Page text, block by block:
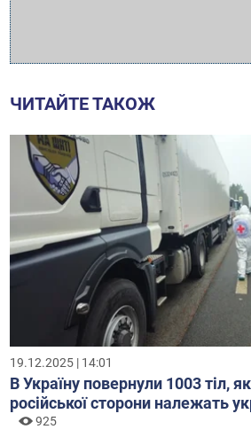
ЧИТАЙТЕ ТАКОЖ
19.12.2025 | 14:01
В Україну повернули 1003 тіл,
російської сторони належать
925